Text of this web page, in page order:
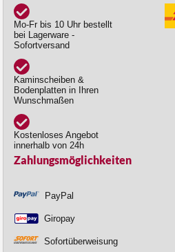
Mo-Fr bis 10 Uhr bestellt
bei Lagerware -
Sofortversand
Kaminscheiben &
Bodenplatten in Ihren
Wunschmaßen
Kostenloses Angebot
innerhalb von 24h
Zahlungsmöglichkeiten
PayPal
Giropay
Sofortüberweisung